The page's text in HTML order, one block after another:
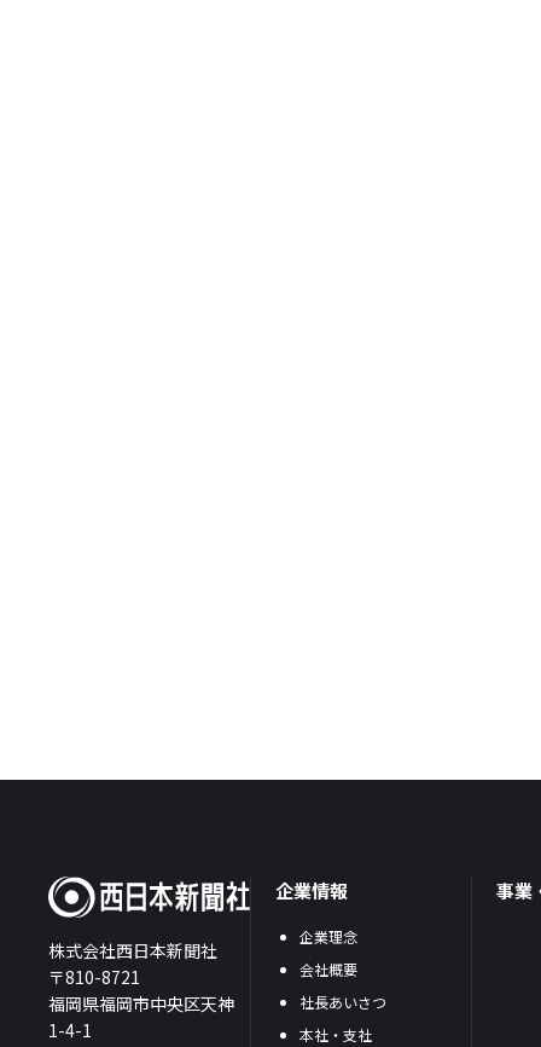
株式会社西日本新聞社
〒810-8721
福岡県福岡市中央区天神
1-4-1
企業情報
企業理念
会社概要
社長あいさつ
本社・支社
事業